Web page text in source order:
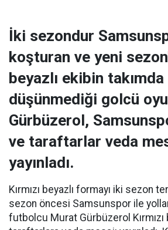
İki sezondur
koşturan ve yeni
beyazlı ekibin takımda
düşünmediği golcü
Gürbüzerol,
ve taraftarlar veda
yayınladı.
Kırmızı beyazlı formayı iki sezon
sezon öncesi Samsunspor ile
futbolcu Murat Gürbüzerol Kırmızı